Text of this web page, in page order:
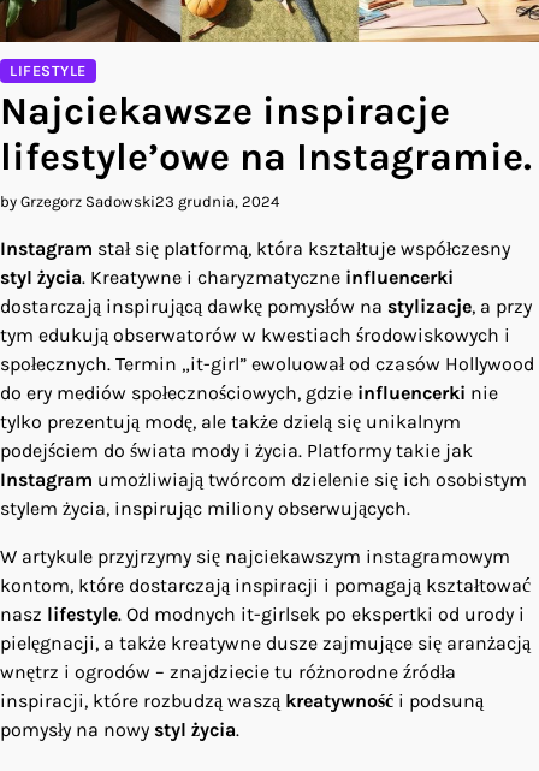
LIFESTYLE
Najciekawsze inspiracje
lifestyle’owe na Instagramie.
by Grzegorz Sadowski23 grudnia, 2024
Instagram stał się platformą, która kształtuje współczesny
styl życia. Kreatywne i charyzmatyczne influencerki
dostarczają inspirującą dawkę pomysłów na stylizacje, a przy
tym edukują obserwatorów w kwestiach środowiskowych i
społecznych. Termin „it-girl” ewoluował od czasów Hollywood
do ery mediów społecznościowych, gdzie influencerki nie
tylko prezentują modę, ale także dzielą się unikalnym
podejściem do świata mody i życia. Platformy takie jak
Instagram umożliwiają twórcom dzielenie się ich osobistym
stylem życia, inspirując miliony obserwujących.
W artykule przyjrzymy się najciekawszym instagramowym
kontom, które dostarczają inspiracji i pomagają kształtować
nasz lifestyle. Od modnych it-girlsek po ekspertki od urody i
pielęgnacji, a także kreatywne dusze zajmujące się aranżacją
wnętrz i ogrodów – znajdziecie tu różnorodne źródła
inspiracji, które rozbudzą waszą kreatywność i podsuną
pomysły na nowy styl życia.